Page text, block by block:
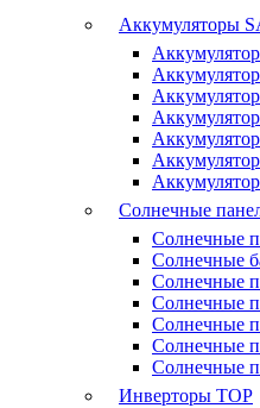
Аккумуляторы
Солнечные
Солнечные
Солнечные
Солнечные
Солнечные
Солнечные
Солнечные
Солнечные
Инверторы TOP